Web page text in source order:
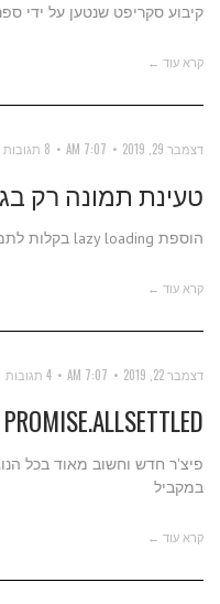
קיבוע סקריפט שנטען על ידי
קרא עוד ←
דצמבר 29, 2019 7:07 AM 8 תגובות
טעינת תמונה רק
הוספת lazy loading בקלות לתמונות עם תכונה אחת בלבד.
קרא עוד ←
דצמבר 22, 2019 7:07 AM 4 תגובות
PROMISE.ALLSETTLED ב-ES2020
פיצ'ר חדש וחשוב מאוד בכל
במקביל
קרא עוד ←